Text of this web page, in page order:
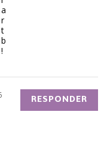
a
r
t
b
!
RESPONDER